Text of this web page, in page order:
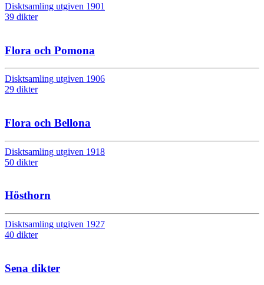
Disktsamling utgiven 1901
39 dikter
Flora och Pomona
Disktsamling utgiven 1906
29 dikter
Flora och Bellona
Disktsamling utgiven 1918
50 dikter
Hösthorn
Disktsamling utgiven 1927
40 dikter
Sena dikter